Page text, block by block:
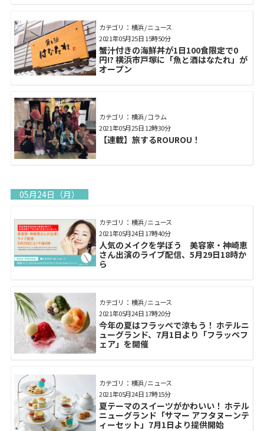
カテゴリ： 横浜 / ニュース
蟹汁付きの海鮮丼が1日100食限定で0
円!? 横浜市戸塚に「魚と酒はなたれ」が
オープン
2021年05月25日 15時50分
カテゴリ： 横浜 / コラム
【連載】旅するROUROU！
2021年05月25日 12時30分
05月24日（月）
カテゴリ： 横浜 / ニュース
人気のメイクを学ぼう 美容家・神崎恵
さん出演のライブ配信、5月29日18時か
ら
2021年05月24日 17時40分
カテゴリ： 横浜 / ニュース
今年の夏はフラッペで涼もう！ ホテルニ
ューグランド、7月1日より「フラッペフ
ェア」を開催
2021年05月24日 17時20分
カテゴリ： 横浜 / ニュース
夏テーマのスイーツがかわいい！ ホテル
ニューグランド「サマー アフタヌーンテ
ィーセット」7月1日より提供開始
2021年05月24日 17時15分